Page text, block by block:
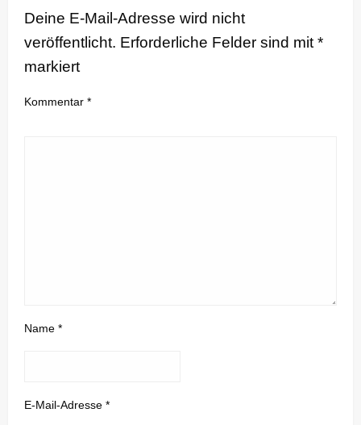
Deine E-Mail-Adresse wird nicht
veröffentlicht. Erforderliche Felder sind mit *
markiert
Kommentar *
Name *
E-Mail-Adresse *